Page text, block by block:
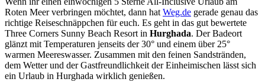
Roten Meer verbringen möchtet, dann hat Weg.de gerade genau das
richtige Reiseschnäppchen für euch. Es geht in das gut bewertete
Three Corners Sunny Beach Resort in Hurghada. Der Badeort
glänzt mit Temperaturen jenseits der 30° und einem über 25°
warmen Meereswasser. Zusammen mit den feinen Sandstränden,
dem Wetter und der Gastfreundlichkeit der Einheimischen lässt sich
ein Urlaub in Hurghada wirklich genießen.